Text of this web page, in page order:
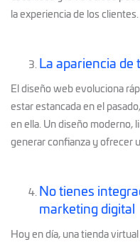
la experiencia de los clientes.
La apariencia de
El diseño web evoluciona
estar estancada en el
en ella. Un diseño moderno,
generar confianza y ofrecer
No tienes
marketing digital
Hoy en día, una tienda